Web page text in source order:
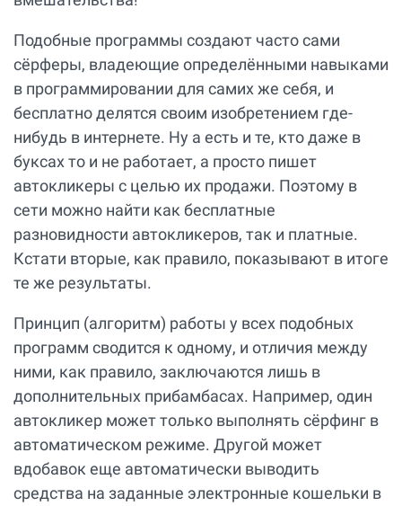
Подобные программы создают часто сами
сёрферы, владеющие определёнными навыками
в программировании для самих же себя, и
бесплатно делятся своим изобретением где-
нибудь в интернете. Ну а есть и те, кто даже в
буксах то и не работает, а просто пишет
автокликеры с целью их продажи. Поэтому в
сети можно найти как бесплатные
разновидности автокликеров, так и платные.
Кстати вторые, как правило, показывают в итоге
те же результаты.
Принцип (алгоритм) работы у всех подобных
программ сводится к одному, и отличия между
ними, как правило, заключаются лишь в
дополнительных прибамбасах. Например, один
автокликер может только выполнять сёрфинг в
автоматическом режиме. Другой может
вдобавок еще автоматически выводить
средства на заданные электронные кошельки в